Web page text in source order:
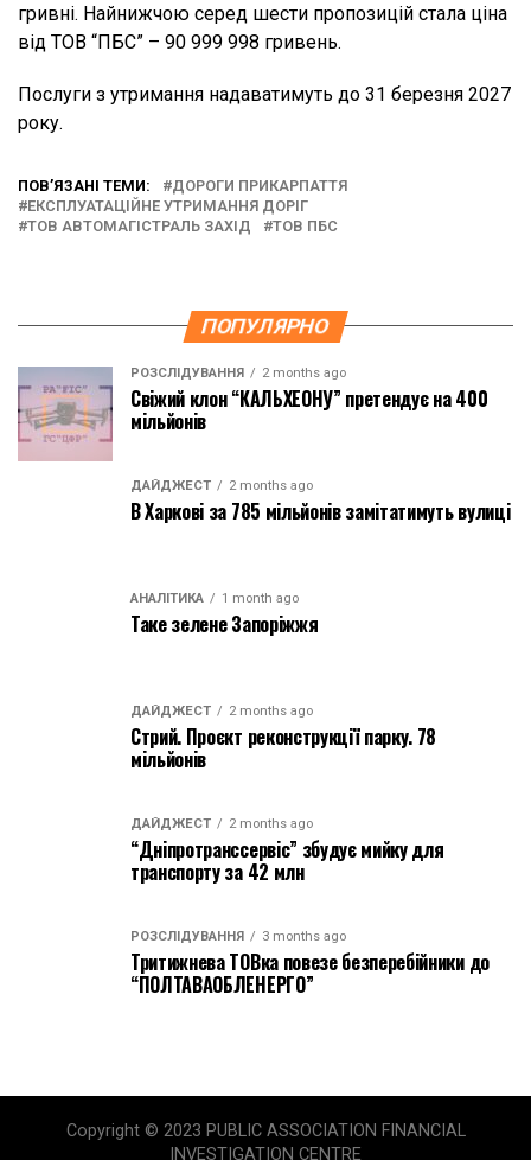
гривні. Найнижчою серед шести пропозицій стала ціна
від ТОВ “ПБС” – 90 999 998 гривень.
Послуги з утримання надаватимуть до 31 березня 2027
року.
ПОВ’ЯЗАНІ ТЕМИ:
ДОРОГИ ПРИКАРПАТТЯ
ЕКСПЛУАТАЦІЙНЕ УТРИМАННЯ ДОРІГ
ТОВ АВТОМАГІСТРАЛЬ ЗАХІД
ТОВ ПБС
ПОПУЛЯРНО
РОЗСЛІДУВАННЯ 2 months ago
Свіжий клон “КАЛЬХЕОНУ” претендує на 400
мільйонів
ДАЙДЖЕСТ 2 months ago
В Харкові за 785 мільйонів замітатимуть вулиці
АНАЛІТИКА 1 month ago
Таке зелене Запоріжжя
ДАЙДЖЕСТ 2 months ago
Стрий. Проєкт реконструкції парку. 78
мільйонів
ДАЙДЖЕСТ 2 months ago
“Дніпротранссервіс” збудує мийку для
транспорту за 42 млн
РОЗСЛІДУВАННЯ 3 months ago
Тритижнева ТОВка повезе безперебійники до
“ПОЛТАВАОБЛЕНЕРГО”
Copyright © 2023 PUBLIC ASSOCIATION FINANCIAL
INVESTIGATION CENTRE